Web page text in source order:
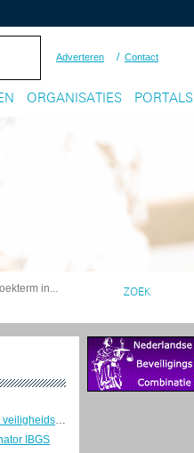
Adverteren / Contact
ORGANISATIES PORTALS
Voorzitters Nederlandse veiligheidswereld pleiten voor brede aanpak van nationale veiligheid
IBGS